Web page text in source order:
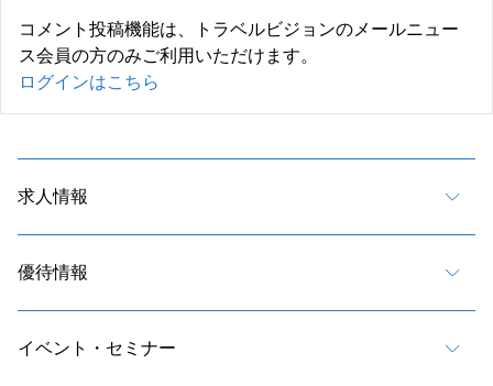
コメント投稿機能は、トラベルビジョンのメールニュー
ス会員の方のみご利用いただけます。
ログインはこちら
求人情報
優待情報
イベント・セミナー